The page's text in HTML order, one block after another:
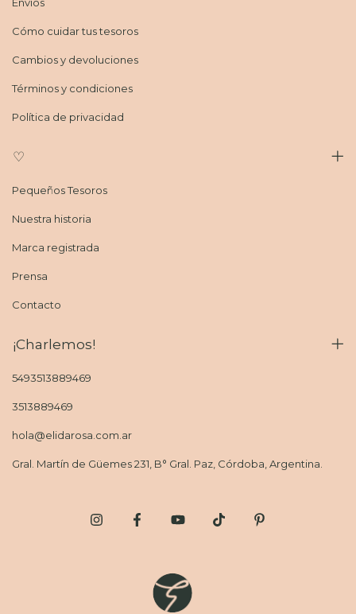
Cómo cuidar tus tesoros
Cambios y devoluciones
Términos y condiciones
Política de privacidad
♡
Pequeños Tesoros
Nuestra historia
Marca registrada
Prensa
Contacto
¡Charlemos!
5493513889469
3513889469
hola@elidarosa.com.ar
Gral. Martín de Güemes 231, B° Gral. Paz, Córdoba, Argentina.